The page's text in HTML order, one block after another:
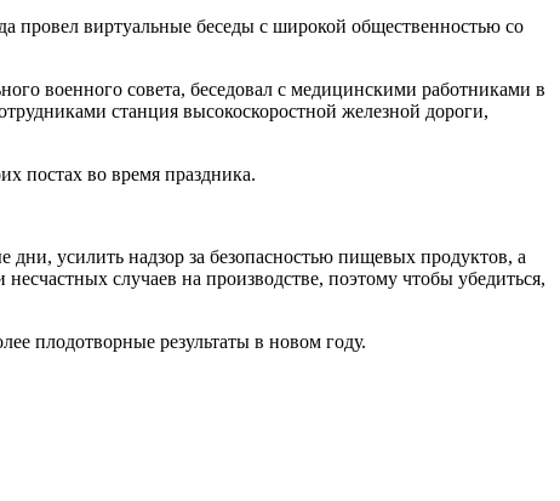
провел виртуальные беседы с широкой общественностью со
военного совета, беседовал с медицинскими работниками в
станция высокоскоростной железной дороги,
постах во время праздника.
дни, усилить надзор за безопасностью пищевых продуктов, а
случаев на производстве, поэтому чтобы убедиться,
плодотворные результаты в новом году.